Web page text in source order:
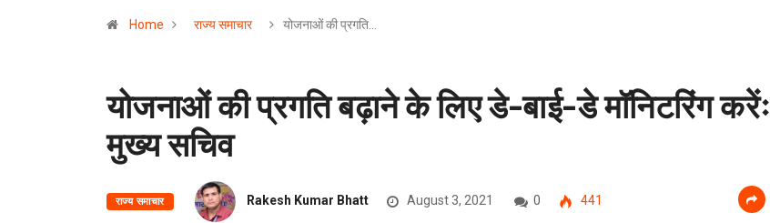
Home राज्य समाचार योजनाओं की प्रगति…
योजनाओं की प्रगति बढ़ाने के लिए डे-बाई-डे मॉनिटरिंग करेंः
मुख्य सचिव
राज्य समाचार Rakesh Kumar Bhatt August 3, 2021 0 441